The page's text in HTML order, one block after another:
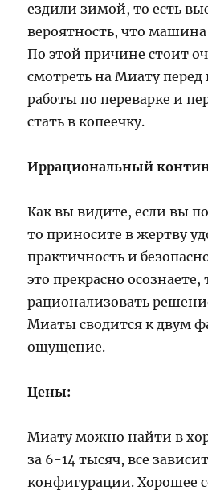
ездили зимой, то есть
вероятность, что
По этой причине стоит
смотреть на Миату перед
работы по переварке и
стать в копеечку.
Иррациональный
Как вы видите, если вы
то приносите в жертву
практичность и
это прекрасно
рационализовать
Миаты сводится к двум
ощущение.
Цены:
Миату можно найти в
за 6-14 тысяч, все
конфигурации. Хорошее